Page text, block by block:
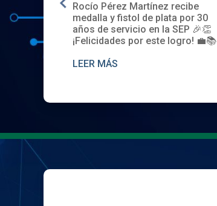
EE.UU.
Rocío Pérez Martínez recibe
medalla y fistol de plata por 30
años de servicio en la SEP 🎉👏
¡Felicidades por este logro! 💼📚
LEER MÁS